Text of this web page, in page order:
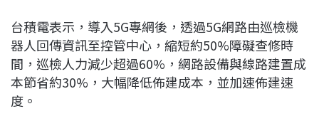
台積電表示，導入5G專網後，透過5G網路由巡檢機
器人回傳資訊至控管中心，縮短約50%障礙查修時
間，巡檢人力減少超過60%，網路設備與線路建置成
本節省約30%，大幅降低佈建成本，並加速佈建速
度。